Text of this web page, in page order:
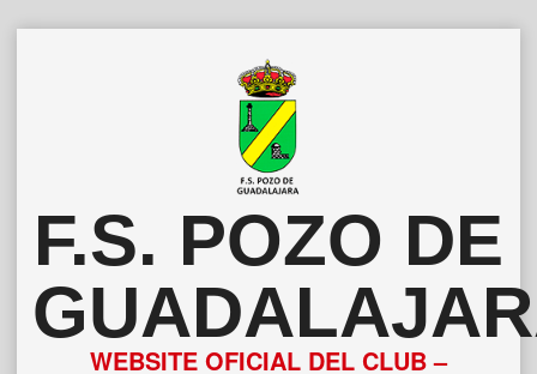
F.S. POZO DE
WEBSITE OFICIAL DEL CLUB –